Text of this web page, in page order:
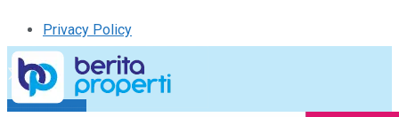
Privacy Policy
Kirim Tulisan